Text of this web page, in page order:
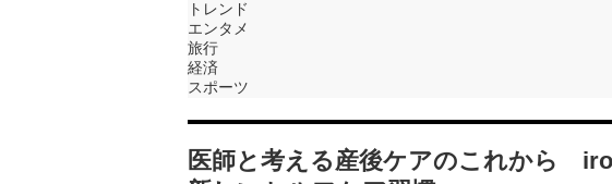
トレンド
エンタメ
旅行
経済
スポーツ
医師と考える産後ケアのこれから